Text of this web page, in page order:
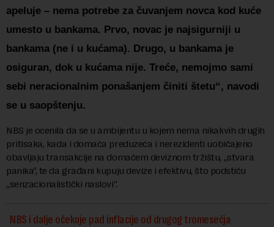
apeluje – nema potrebe za čuvanjem novca kod kuće
umesto u bankama. Prvo, novac je najsigurniji u
bankama (ne i u kućama). Drugo, u bankama je
osiguran, dok u kućama nije. Treće, nemojmo sami
sebi neracionalnim ponašanjem činiti štetu“, navodi
se u saopštenju.
NBS je ocenila da se u ambijentu u kojem nema nikakvih drugih
pritisaka, kada i domaća preduzeća i nerezidenti uobičajeno
obavljaju transakcije na domaćem deviznom tržištu, „stvara
panika“, te da građani kupuju devize i efektivu, što podstiču
„senzacionalistički naslovi“.
NBS i dalje očekuje pad inflacije od drugog tromesečja